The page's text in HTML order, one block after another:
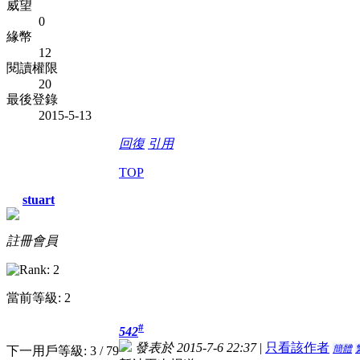
威望
0
緣幣
12
閱讀權限
20
最後登錄
2015-5-13
回復 引用
TOP
stuart
註冊會員
當前等級: 2
下一用戶等級: 3 / 79
542#
發表於 2015-7-6 22:37| 只看該作者 簡體